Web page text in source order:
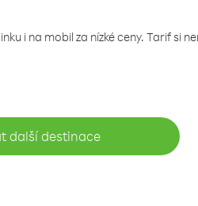
i na mobil za nízké ceny. Tarif si
další destinace